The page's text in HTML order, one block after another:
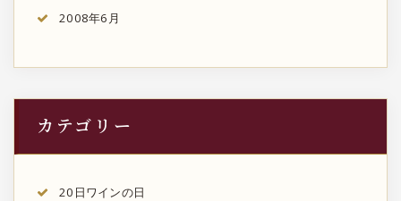
2008年6月
カテゴリー
20日ワインの日